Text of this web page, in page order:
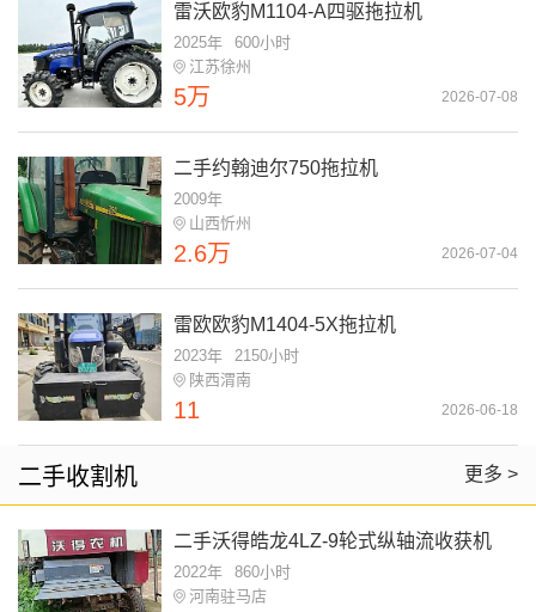
雷沃欧豹M1104-A四驱拖拉机
2025年
600小时
江苏徐州
5万 2026-07-08
二手约翰迪尔750拖拉机
2009年
山西忻州
2.6万 2026-07-04
雷欧欧豹M1404-5X拖拉机
2023年
2150小时
陕西渭南
11 2026-06-18
二手收割机 更多 >
二手沃得皓龙4LZ-9轮式纵轴流收获机
2022年
860小时
河南驻马店